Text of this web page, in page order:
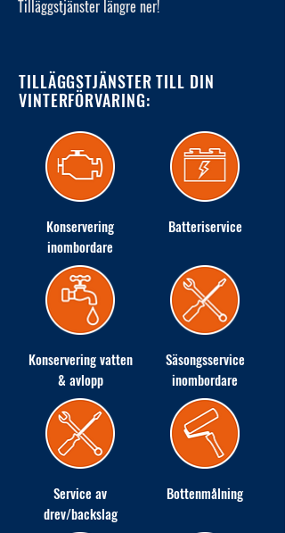
Tilläggstjänster längre ner!
TILLÄGGSTJÄNSTER TILL DIN
VINTERFÖRVARING:
Konservering
inombordare
Batteriservice
Konservering vatten
& avlopp
Säsongsservice
inombordare
Service av
drev/backslag
Bottenmålning